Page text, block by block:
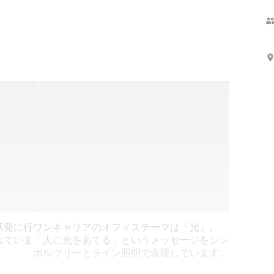
発に行
いま
ワンキャリアのオフィステーマは「光」。
「人に光をあてる」というメッセージをシン
ボルツリーとライン照明で表現しています。